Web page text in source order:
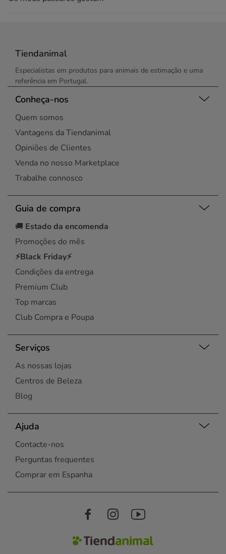
Tiendanimal
Especialistas em produtos para animais de estimação e uma
referência em Portugal.
Conheça-nos
Quem somos
Vantagens da Tiendanimal
Opiniões de Clientes
Venda no nosso Marketplace
Trabalhe connosco
Guia de compra
🚚 Estado da encomenda
Promoções do mês
⚡Black Friday⚡
Condições da entrega
Premium Club
Top marcas
Club Compra e Poupa
Serviços
As nossas lojas
Centros de Beleza
Blog
Ajuda
Contacte-nos
Perguntas frequentes
Comprar em Espanha